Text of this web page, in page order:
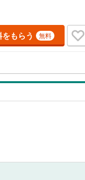
ずはお気軽にご相談くださ
で物件を成約するとPayPay
成約キャンペーン」の対象
」ボタンからお問い合わせく
ださい。※PayPayボーナス
な資料のご請求はお気軽にど
をもらう 無料
窓あり
（7）